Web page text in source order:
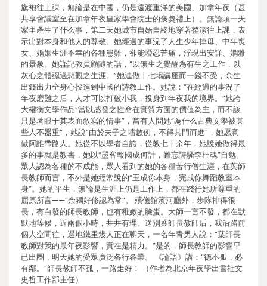
旗袍往上課，無論是在中國，仍是遠渡重洋的美國、加拿年夜（甚
共享會議室至在加拿年夜皇家學會院士的褒獎禮上）。無論頭一天
家里產生了什么事，第二天她城市自始自終地穿著整潔往上課，表
示出對本身和他人的尊敬。她經過的事況了人生少年掉母、中年喪
女、婚姻生涯不幸的各種患難，卻能啞忍苦痛，浮現出安詳、嫻雅
的景象。她謹記教員顧隨的話，“以無生之覺醒為有生之工作，以
灰心之體認過悲觀之生涯。”她連做十七場講座而一錢不受，余生
出錢出力全身心投進到中國的詩教工作。她說：“在經過的事況了
年夜磨難之后，人才可以打破小我，投身到年夜我的境界。”她誇
大權衡文學作品“當以感發之性命在實質方面的價值為主，而不該
只是著眼于其表面敘寫的情事”，當有人問她“為什么古典文學被某
些人不器重”，她說“由於夫子之墻數仞，不得其門而進”，她愿意
做阿誰帶路人。她從不以學者自誇，從教七十余年，她說她做得最
多的事就是教書，她以“墨客報國成何計，難忘詩騷李杜魂”自勉。
眾人認為各種的不成能，眾人看到的她的各種苦行僧生涯，在葉師
長教師而言，不外是她經常說的“玉成你本身，完成你舞蹈教室本
身”。她的平生，無論是生涯上仍是工作上，都在踐行她所尊重的
屈原所言——“余獨好修認為常”。 殯儀館濱河廳外，步隊排得很
長，有白發的師長教師，也有稚嫩的臉蛋。大師一言不發，都在默
默地等候，近兩個小時，井井有理。送別葉師長教師后，我沿路前
個人空間往，遇地鐵里幾人正在聊天，一名年青男人說：“葉師長
教師對我的最年夜影響，實在是精力。”是的，師長教師的影響早
已出圈，明天她的受眾廣泛各行各業。 《論語》講：“德不孤，必
有鄰。”師長教師不孤，一路走好！ （作者為北京年夜學出書社文
史哲工作部主任）